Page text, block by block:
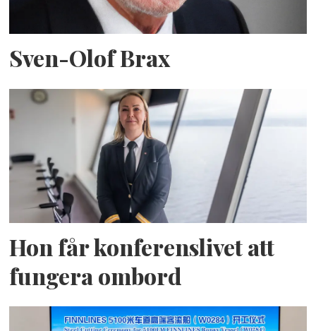
Sven-Olof Brax
Hon får konferenslivet att
fungera ombord